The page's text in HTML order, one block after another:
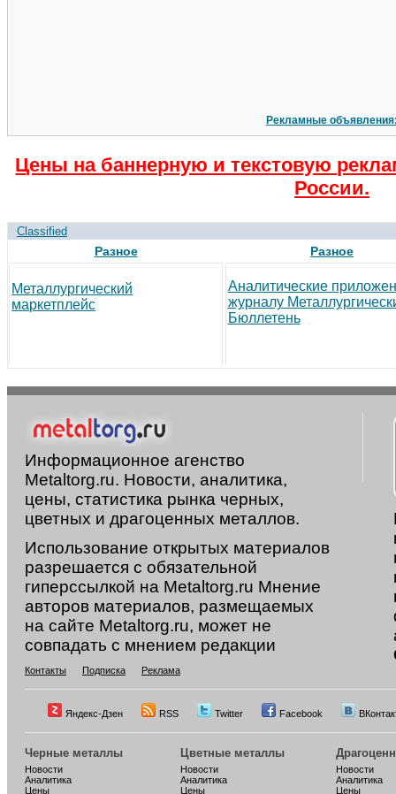
Рекламные
Цены на баннерную и текстовую
России.
Classified
Разное
Металлургический
маркетплейс
Разное
Аналитические
журналу
Бюллетень
Информационное агенство
Metaltorg.ru. Новости, аналитика,
цены, статистика рынка черных,
цветных и драгоценных металлов.
Использование открытых материалов
разрешается с обязательной
гиперссылкой на Metaltorg.ru Мнение
авторов материалов, размещаемых
на сайте Metaltorg.ru, может не
совпадать с мнением редакции
Контакты Подписка Реклама
Яндекс-Дзен RSS Twitter Facebook
Черные металлы
Новости
Аналитика
Цены
Цветные металлы
Новости
Аналитика
Цены
Новости
Аналитика
Цены